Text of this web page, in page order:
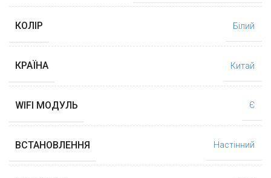
КОЛІР Білий
КРАЇНА Китай
WIFI МОДУЛЬ Є
ВСТАНОВЛЕННЯ Настінний